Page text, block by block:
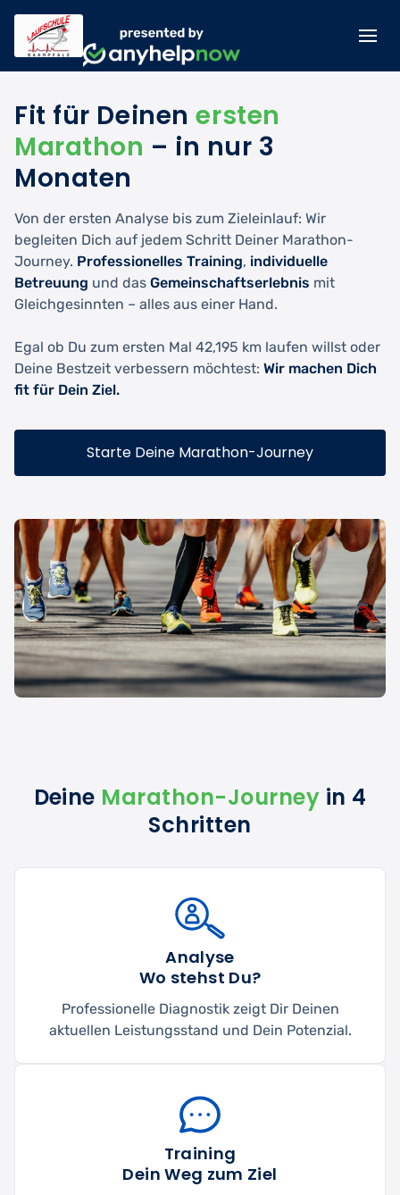
Fit für Deinenersten
Marathon – in nur 3
Monaten
Von der ersten Analyse bis zum Zieleinlauf: Wir
begleiten Dich auf jedem Schritt Deiner Marathon-
Journey. Professionelles Training, individuelle
Betreuung und das Gemeinschaftserlebnis mit
Gleichgesinnten – alles aus einer Hand.
Egal ob Du zum ersten Mal 42,195 km laufen willst oder
Deine Bestzeit verbessern möchtest: Wir machen Dich
fit für Dein Ziel.
Starte Deine Marathon-Journey
Deine Marathon-Journey in 4
Schritten
Analyse
Wo stehst Du?
Professionelle Diagnostik zeigt Dir Deinen
aktuellen Leistungsstand und Dein Potenzial.
Training
Dein Weg zum Ziel